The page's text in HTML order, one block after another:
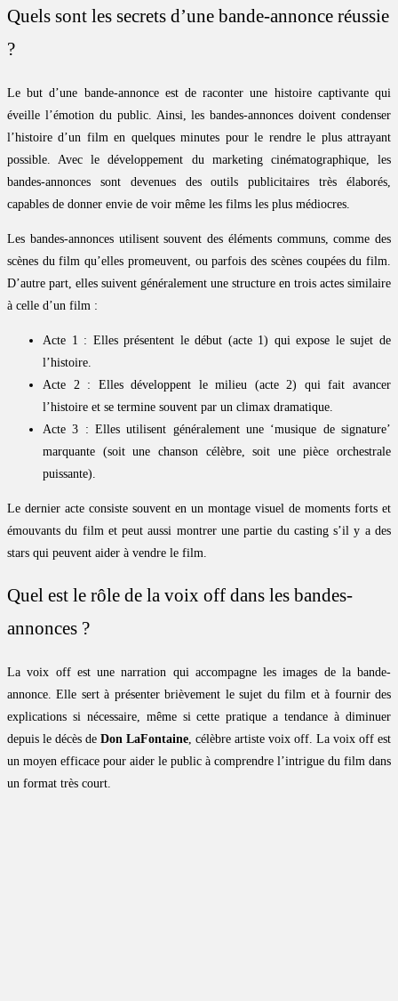
Quels sont les secrets d’une bande-annonce réussie
?
Le but d’une bande-annonce est de raconter une histoire captivante qui
éveille l’émotion du public. Ainsi, les bandes-annonces doivent condenser
l’histoire d’un film en quelques minutes pour le rendre le plus attrayant
possible. Avec le développement du marketing cinématographique, les
bandes-annonces sont devenues des outils publicitaires très élaborés,
capables de donner envie de voir même les films les plus médiocres.
Les bandes-annonces utilisent souvent des éléments communs, comme des
scènes du film qu’elles promeuvent, ou parfois des scènes coupées du film.
D’autre part, elles suivent généralement une structure en trois actes similaire
à celle d’un film :
Acte 1 : Elles présentent le début (acte 1) qui expose le sujet de
l’histoire.
Acte 2 : Elles développent le milieu (acte 2) qui fait avancer
l’histoire et se termine souvent par un climax dramatique.
Acte 3 : Elles utilisent généralement une ‘musique de signature’
marquante (soit une chanson célèbre, soit une pièce orchestrale
puissante).
Le dernier acte consiste souvent en un montage visuel de moments forts et
émouvants du film et peut aussi montrer une partie du casting s’il y a des
stars qui peuvent aider à vendre le film.
Quel est le rôle de la voix off dans les bandes-
annonces ?
La voix off est une narration qui accompagne les images de la bande-
annonce. Elle sert à présenter brièvement le sujet du film et à fournir des
explications si nécessaire, même si cette pratique a tendance à diminuer
depuis le décès de Don LaFontaine , célèbre artiste voix off. La voix off est
un moyen efficace pour aider le public à comprendre l’intrigue du film dans
un format très court.